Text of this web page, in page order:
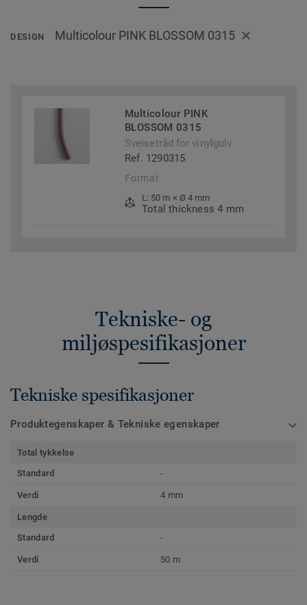
DESIGN Multicolour PINK BLOSSOM 0315
Multicolour PINK
BLOSSOM 0315
Sveisetråd for vinylgulv
Ref. 1290315
Format
L: 50 m × Ø 4 mm
Total thickness 4 mm
Tekniske- og
miljøspesifikasjoner
Tekniske spesifikasjoner
Produktegenskaper & Tekniske egenskaper
Total tykkelse
Standard
-
Verdi 4 mm
Lengde
Standard
-
Verdi 50 m